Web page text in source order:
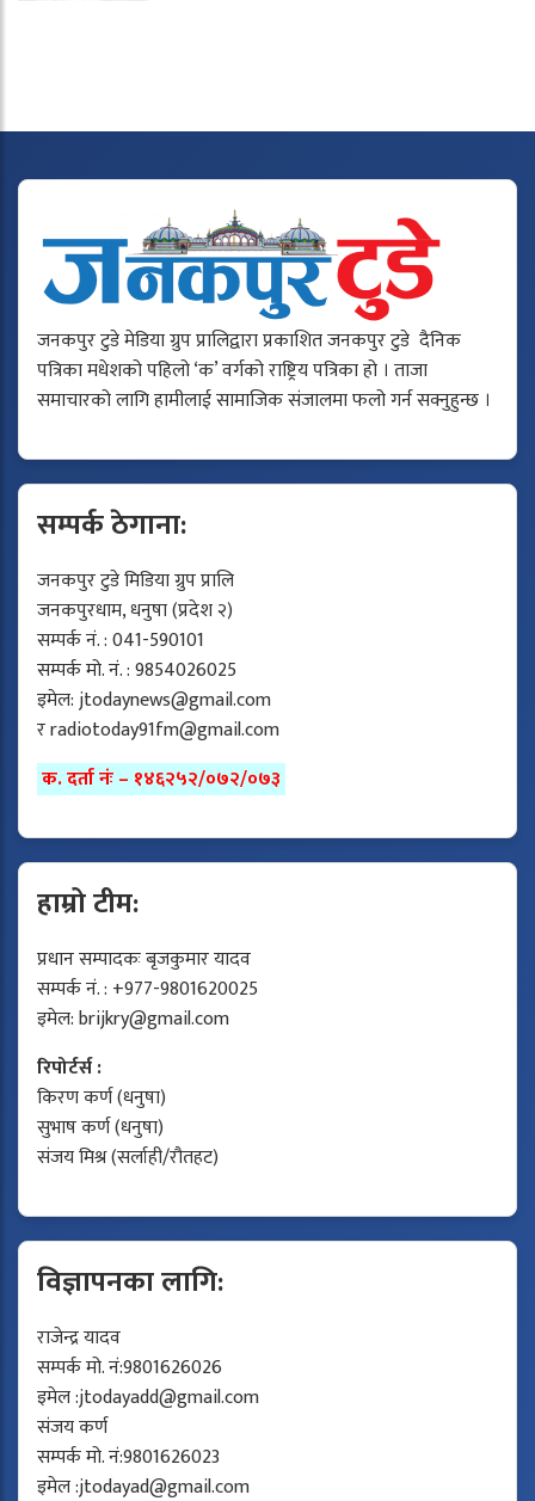
जनकपुर टुडे मेडिया ग्रुप प्रालिद्वारा प्रकाशित जनकपुर टुडे दैनिक
पत्रिका मधेशको पहिलो ‘क’ वर्गको राष्ट्रिय पत्रिका हो । ताजा
समाचारको लागि हामीलाई सामाजिक संजालमा फलो गर्न सक्नुहुन्छ ।
सम्पर्क ठेगाना:
जनकपुर टुडे मिडिया ग्रुप प्रालि
जनकपुरधाम, धनुषा (प्रदेश २)
सम्पर्क नं. : 041-590101
सम्पर्क मो. नं. : 9854026025
इमेल:jtodaynews@gmail.com
रradiotoday91fm@gmail.com
क. दर्ता नंः – १४६२५२/०७२/०७३
हाम्रो टीम:
प्रधान सम्पादकः बृजकुमार यादव
सम्पर्क नं. : +977-9801620025
इमेल:brijkry@gmail.com
रिपोर्टर्स :
किरण कर्ण (धनुषा)
सुभाष कर्ण (धनुषा)
संजय मिश्र (सर्लाही/रौतहट)
विज्ञापनका लागि:
राजेन्द्र यादव
सम्पर्क मो. नं:9801626026
इमेल :jtodayadd@gmail.com
संजय कर्ण
सम्पर्क मो. नं:9801626023
इमेल :jtodayad@gmail.com